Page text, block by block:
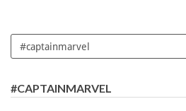
#CAPTAINMARVEL